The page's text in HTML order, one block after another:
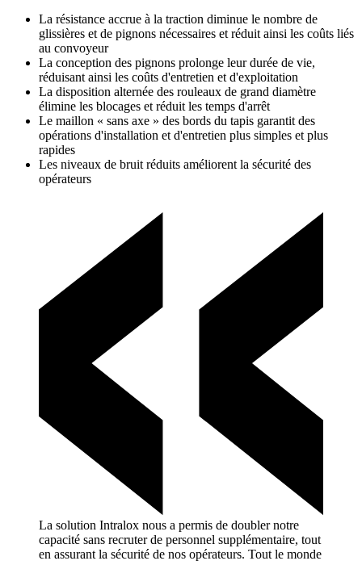
La résistance accrue à la traction diminue le nombre de
glissières et de pignons nécessaires et réduit ainsi les coûts liés
au convoyeur
La conception des pignons prolonge leur durée de vie,
réduisant ainsi les coûts d'entretien et d'exploitation
La disposition alternée des rouleaux de grand diamètre
élimine les blocages et réduit les temps d'arrêt
Le maillon « sans axe » des bords du tapis garantit des
opérations d'installation et d'entretien plus simples et plus
rapides
Les niveaux de bruit réduits améliorent la sécurité des
opérateurs
La solution Intralox nous a permis de doubler notre
capacité sans recruter de personnel supplémentaire, tout
en assurant la sécurité de nos opérateurs. Tout le monde